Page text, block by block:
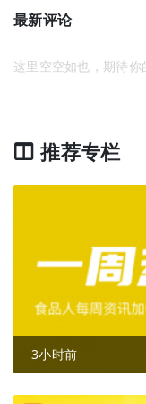
最新评论
这里空空如也，期待你
推荐专栏
3小时前